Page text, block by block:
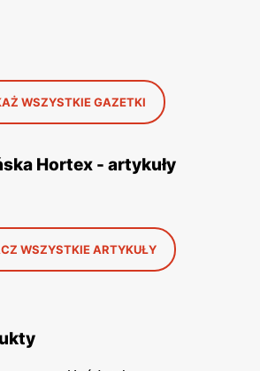
WSZYSTKIE GAZETKI
Hortex - artykuły
WSZYSTKIE ARTYKUŁY